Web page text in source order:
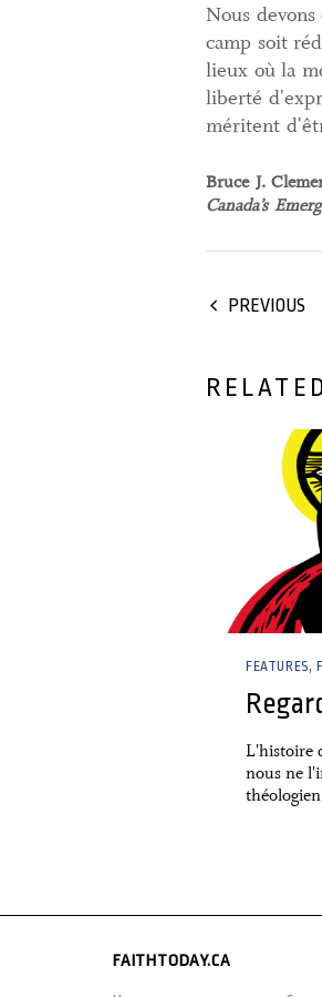
Nous
camp soit
lieux où la
liberté
méritent
Bruce J.
Canada’s
PREVIOUS
FEATURES
L'histoire
nous ne
FAITHTODAY.CA